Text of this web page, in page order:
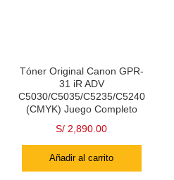
Tóner Original Canon GPR-
31 iR ADV
C5030/C5035/C5235/C5240
(CMYK) Juego Completo
S/ 2,890.00
Añadir al carrito